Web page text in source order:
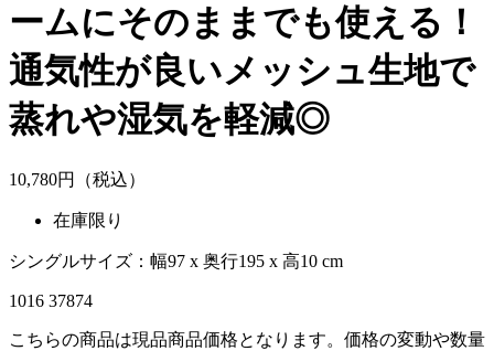
ームにそのままでも使える！
通気性が良いメッシュ生地で
蒸れや湿気を軽減◎
10,780円（税込）
在庫限り
シングルサイズ：幅97 x 奥行195 x 高10 cm
1016 37874
こちらの商品は現品商品価格となります。価格の変動や数量